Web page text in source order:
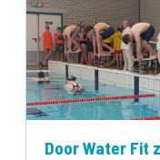
Door Water Fit